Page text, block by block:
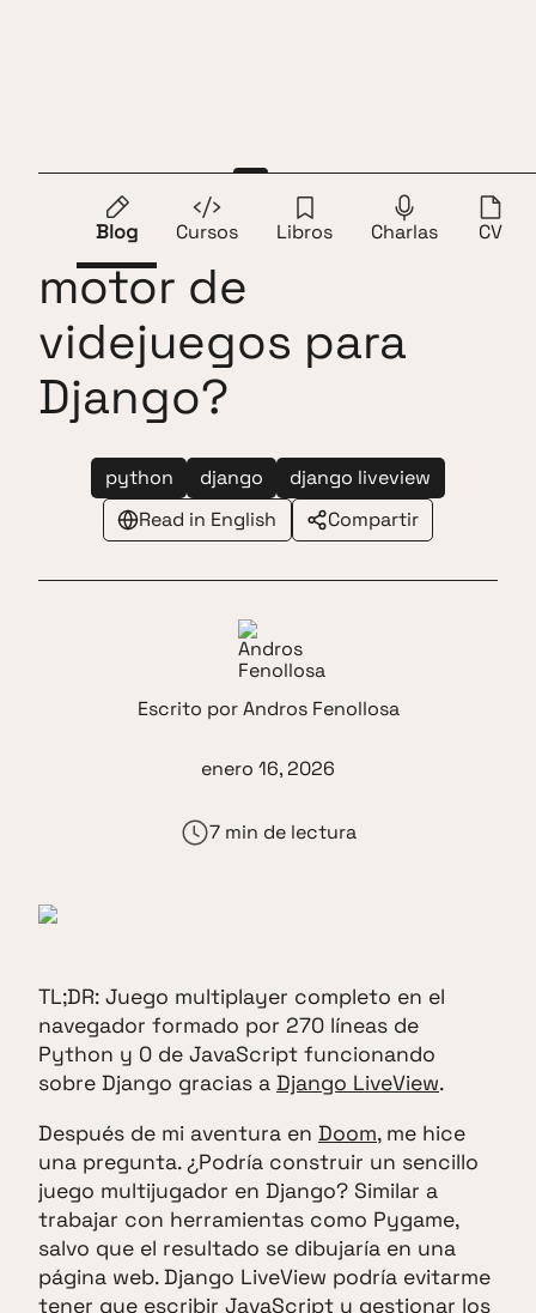
Saltar al contenido
Blog
Cursos Libros Charlas CV
¿He creado un
motor de
videjuegos para
Django?
python django
django liveview
Read in English
Compartir
TL;DR: Juego multiplayer completo en el
navegador formado por 270 líneas de
Python y 0 de JavaScript funcionando
sobre Django gracias a Django LiveView.
Después de mi aventura en Doom, me hice
una pregunta. ¿Podría construir un sencillo
juego multijugador en Django? Similar a
trabajar con herramientas como Pygame,
salvo que el resultado se dibujaría en una
página web. Django LiveView podría evitarme
tener que escribir JavaScript y gestionar los
Escrito porAndros Fenollosa
enero 16, 2026
7 min de lectura